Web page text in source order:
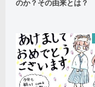
のか？その由来とは？